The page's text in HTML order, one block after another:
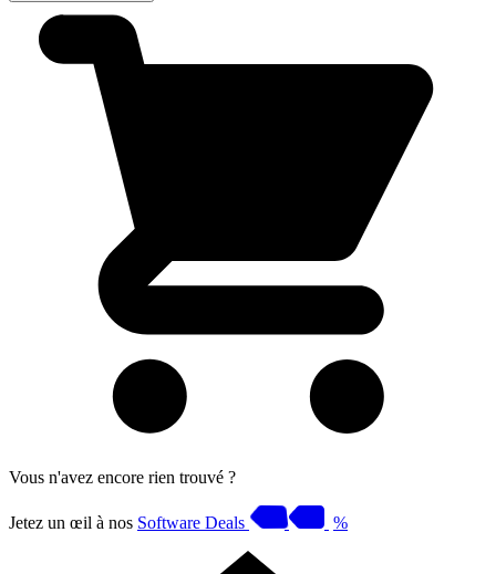
Vous n'avez encore rien trouvé ?
Jetez un œil à nos Software Deals %